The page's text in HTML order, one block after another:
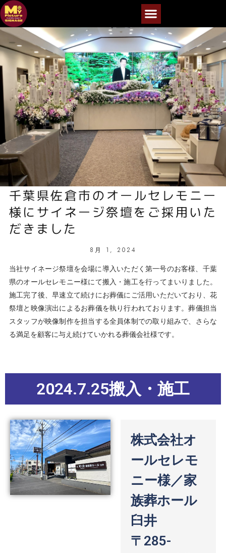
千葉県佐倉市のオールセレモニー
様にサイネージ祭壇をご採用いた
だきました
8月 1, 2024
当社サイネージ祭壇を会場に導入いただく第一号のお客様、千葉
県のオールセレモニー様にて搬入・施工を行ってまいりました。
施工完了後、早速立て続けにお葬儀にご活用いただいており、花
祭壇と映像演出によるお葬儀を執り行われております。葬儀担当
スタッフが映像制作を担当する全員体制での取り組みで、さらな
る満足を顧客に与え続けていかれる葬儀会社様です。
2024.7.25搬入・施工
株式会社オ
ールセレモ
ニー様／家
族葬ホール
臼井
〒285-